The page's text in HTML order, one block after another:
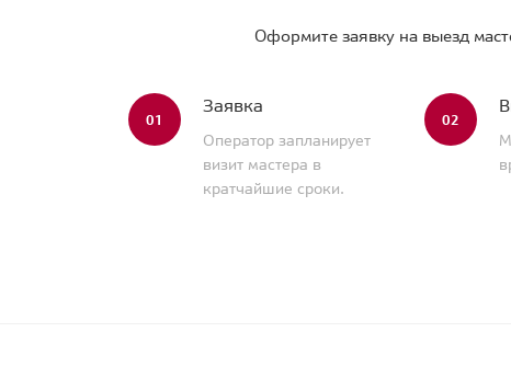
Оформите заявку на выезд
01
Заявка
Оператор запланирует
визит мастера в
кратчайшие сроки.
02